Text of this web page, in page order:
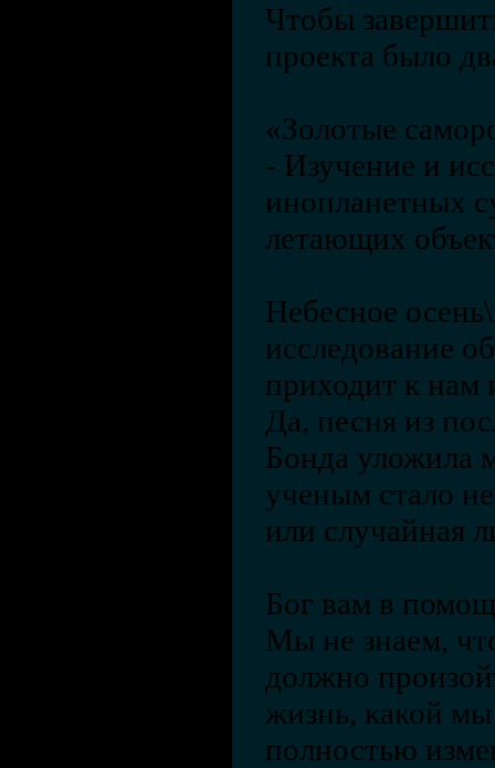
Чтобы
проекта было
«Золотые
- Изучение и
инопланетных
летающих
Небесное
исследование
приходит к нам
Да, песня из
Бонда уложила
ученым стало
или случайная
Бог вам в
Мы не знаем,
должно
жизнь, какой мы
полностью